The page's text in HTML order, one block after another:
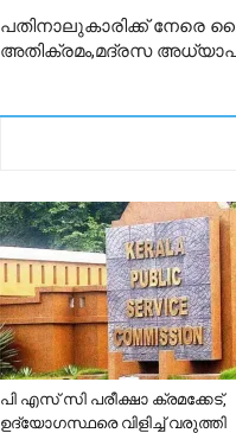
പതിനാലുകാരിക്ക് നേരെ
അതിക്രമം,മദ്രസ
പി എസ് സി പരീക്ഷാ ക്രമക്കേട്,
ഉദ്യോഗസ്ഥരെ വിളിച്ച് വരുത്തി